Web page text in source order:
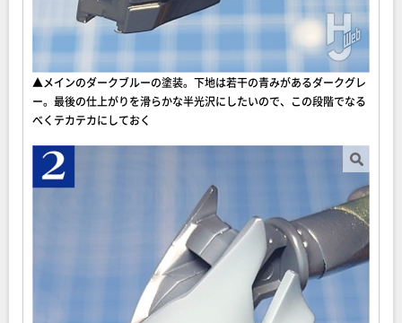
▲メインのダークブルーの塗装。下地は若干の青みがあるダークグレ
ー。最後の仕上がりを滑らかな半光沢にしたいので、この段階でなる
べくテカテカにしておく